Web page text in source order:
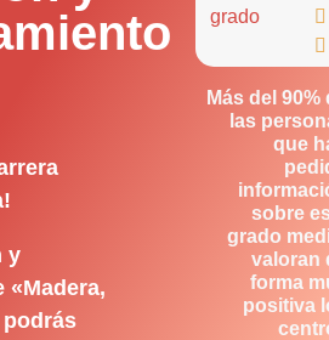
y
«Madera,
podrás
grado


Más del 90%
las
que
sobre
grado
valoran
forma
positiva